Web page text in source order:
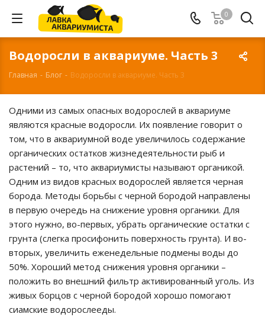
0
Водоросли в аквариуме. Часть 3
Главная - Блог - Водоросли в аквариуме. Часть 3
Одними из самых опасных водорослей в аквариуме
являются красные водоросли. Их появление говорит о
том, что в аквариумной воде увеличилось содержание
органических остатков жизнедеятельности рыб и
растений – то, что аквариумисты называют органикой.
Одним из видов красных водорослей является черная
борода. Методы борьбы с черной бородой направлены
в первую очередь на снижение уровня органики. Для
этого нужно, во-первых, убрать органические остатки с
грунта (слегка просифонить поверхность грунта). И во-
вторых, увеличить еженедельные подмены воды до
50%. Хороший метод снижения уровня органики –
положить во внешний фильтр активированный уголь. Из
живых борцов с черной бородой хорошо помогают
сиамские водорослееды.